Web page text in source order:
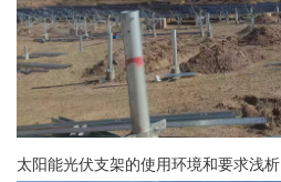
太阳能光伏支架的使用环境和要求浅析